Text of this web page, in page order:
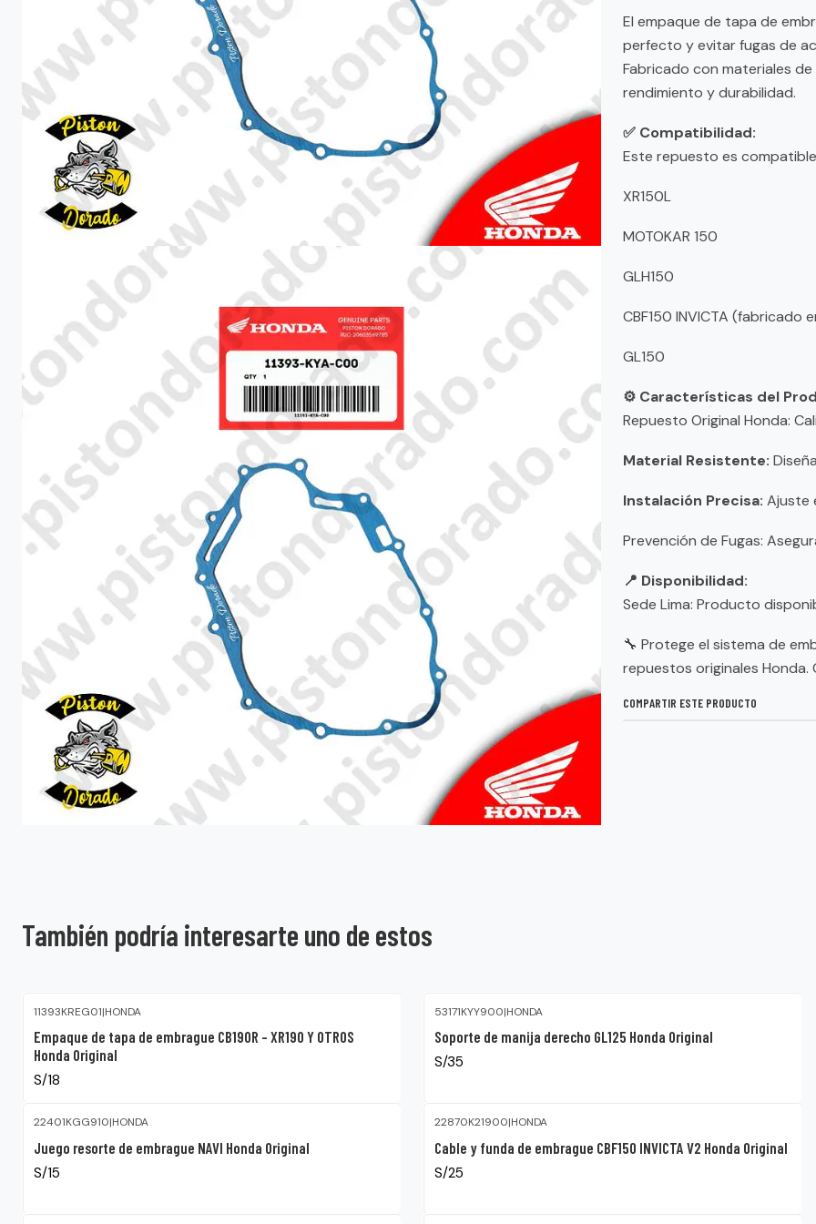
El empaque de tapa de
perfecto y evitar fugas de
Fabricado con materiales
rendimiento y durabilidad.
✅ Compatibilidad:
Este repuesto es
XR150L
MOTOKAR 150
GLH150
CBF150 INVICTA (fabricado
GL150
⚙️ Características del
Repuesto Original Honda:
Material Resistente:
Instalación Precisa: Ajuste
Prevención de Fugas:
📍 Disponibilidad:
Sede Lima: Producto
🔧 Protege el sistema de
repuestos originales
COMPARTIR ESTE PRODUCTO
También podría interesarte uno de estos
11393KREG01|HONDA
Empaque de tapa de embrague CB190R – XR190 Y OTROS
Honda Original
S/18
53171KYY900|HONDA
Soporte de manija derecho GL125 Honda Original
S/35
22401KGG910|HONDA
Juego resorte de embrague NAVI Honda Original
S/15
22870K21900|HONDA
Cable y funda de embrague CBF150 INVICTA V2 Honda Original
S/25